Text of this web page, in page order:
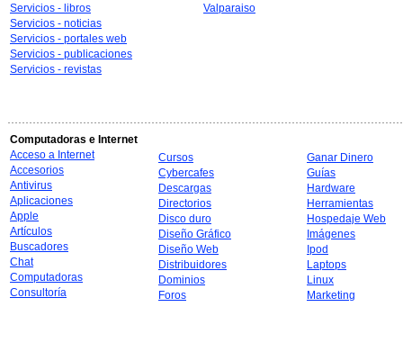
Servicios - libros
Servicios - noticias
Servicios - portales web
Servicios - publicaciones
Servicios - revistas
Valparaiso
Computadoras e Internet
Acceso a Internet
Accesorios
Antivirus
Aplicaciones
Apple
Artículos
Buscadores
Chat
Computadoras
Consultoría
Cursos
Cybercafes
Descargas
Directorios
Disco duro
Diseño Gráfico
Diseño Web
Distribuidores
Dominios
Foros
Ganar Dinero
Guías
Hardware
Herramientas
Hospedaje Web
Imágenes
Ipod
Laptops
Linux
Marketing